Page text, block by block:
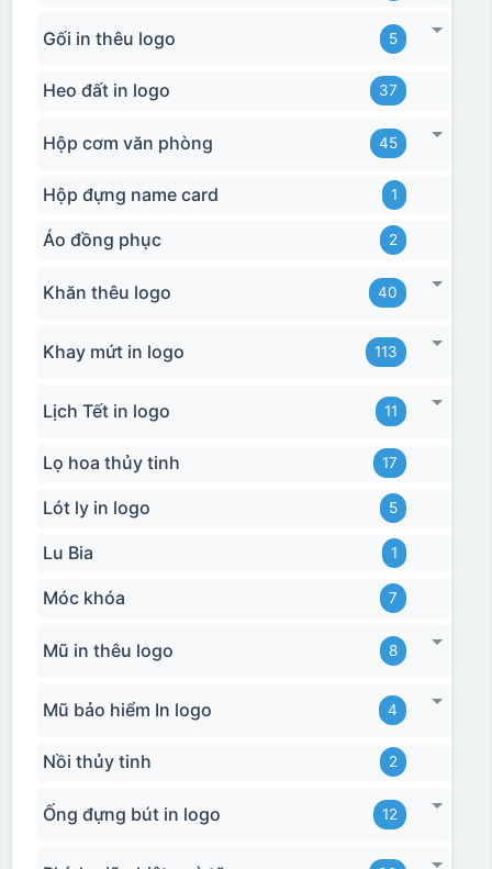
Gối in thêu logo 5
Heo đất in logo 37
Hộp cơm văn phòng 45
Hộp đựng name card 1
Áo đồng phục 2
Khăn thêu logo 40
Khay mứt in logo 113
Lịch Tết in logo 11
Lọ hoa thủy tinh 17
Lót ly in logo 5
Lu Bia 1
Móc khóa 7
Mũ in thêu logo 8
Mũ bảo hiểm In logo 4
Nồi thủy tinh 2
Ống đựng bút in logo 12